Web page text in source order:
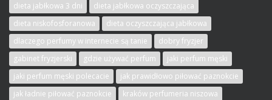
dieta jabłkowa 3 dni
dieta jabłkowa oczyszczająca
dieta niskofosforanowa
dieta oczyszczająca jabłkowa
dlaczego perfumy w internecie są tanie
dobry fryzjer
gabinet fryzjerski
gdzie używać perfum
jaki perfum męski
jaki perfum męski polecacie
jak prawidłowo piłować paznokcie
jak ładnie piłować paznokcie
kraków perfumeria niszowa